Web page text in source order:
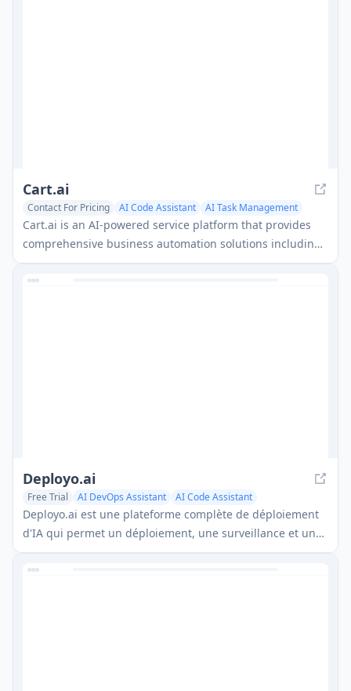
Cart.ai
Contact For Pricing AI Code Assistant AI Task Management
Cart.ai is an AI-powered service platform that provides
comprehensive business automation solutions including
coding, customer relations management, video editing,
e-commerce setup, and custom AI development with 24/7
Deployo.ai
Free Trial AI DevOps Assistant AI Code Assistant
Deployo.ai est une plateforme complète de déploiement
d'IA qui permet un déploiement, une surveillance et une
mise à l'échelle sans faille des modèles avec des cadres
d'IA éthique intégrés et une compatibilité inter-cloud.